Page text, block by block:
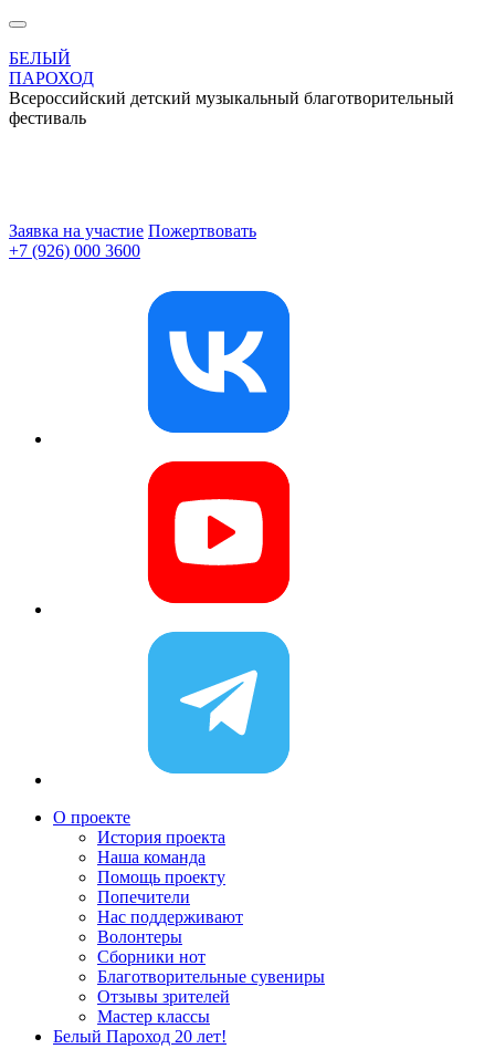
БЕЛЫЙ
ПАРОХОД
Всероссийский детский музыкальный благотворительный
фестиваль
Заявка на участие Пожертвовать
+7 (926) 000 3600
О проекте
История проекта
Наша команда
Помощь проекту
Попечители
Нас поддерживают
Волонтеры
Сборники нот
Благотворительные сувениры
Отзывы зрителей
Мастер классы
Белый Пароход 20 лет!